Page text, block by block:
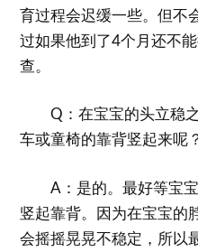
育过程会迟缓一些。但不
过如果他到了4个月还不
查。
Q：在宝宝的头立稳之
车或童椅的靠背竖起来呢
A：是的。最好等宝宝
竖起靠背。因为在宝宝的
会摇摇晃晃不稳定，所以